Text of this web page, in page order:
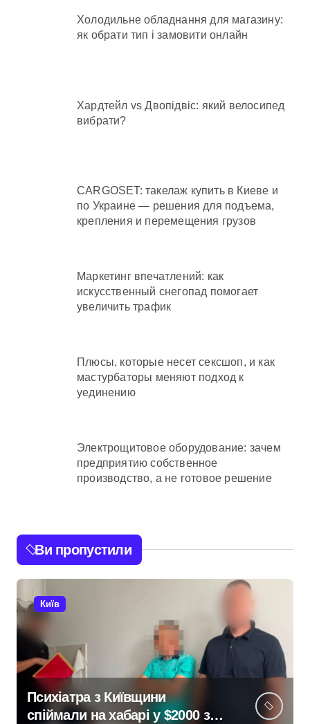
Холодильне обладнання для магазину:
як обрати тип і замовити онлайн
Хардтейл vs Двопідвіс: який велосипед
вибрати?
CARGOSET: такелаж купить в Киеве и
по Украине — решения для подъема,
крепления и перемещения грузов
Маркетинг впечатлений: как
искусственный снегопад помогает
увеличить трафик
Плюсы, которые несет сексшоп, и как
мастурбаторы меняют подход к
уединению
Электрощитовое оборудование: зачем
предприятию собственное
производство, а не готовое решение
Ви пропустили
Київ
Психіатра з Київщини
спіймали на хабарі у $2000 за